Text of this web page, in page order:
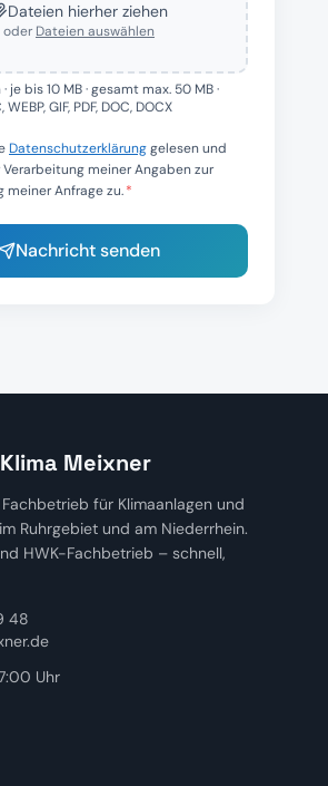
Dateien hierher ziehen
oder Dateien auswählen
je bis 10 MB · gesamt max. 50 MB ·
WEBP, GIF, PDF, DOC, DOCX
Datenschutzerklärunggelesen und
meiner Angaben zur
meiner Anfrage zu.*
Nachricht senden
Meixner
für Klimaanlagen und
Ruhrgebiet und am Niederrhein.
HWK-Fachbetrieb – schnell,
48
Uhr